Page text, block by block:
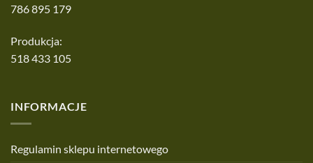
786 895 179
Produkcja:
518 433 105
INFORMACJE
Regulamin sklepu internetowego